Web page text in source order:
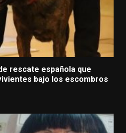
rescate española que
bajo los escombros